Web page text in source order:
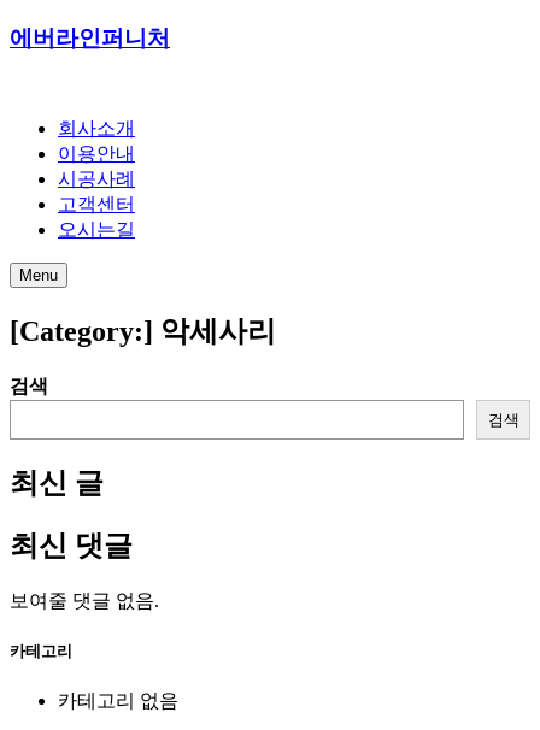
에버라인퍼니처
회사소개
이용안내
시공사례
고객센터
오시는길
Menu
[Category:] 악세사리
검색
검색
최신 글
최신 댓글
보여줄 댓글 없음.
카테고리
카테고리 없음